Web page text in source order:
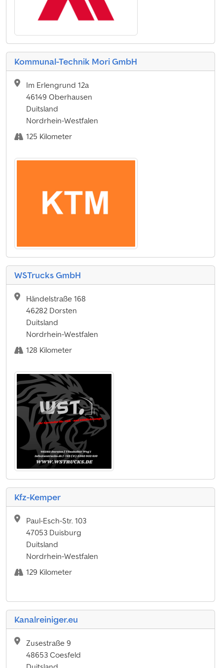
Kommunal-Technik Mori GmbH
Im Erlengrund 12a
46149 Oberhausen
Duitsland
Nordrhein-Westfalen
125 Kilometer
WSTrucks GmbH
Händelstraße 168
46282 Dorsten
Duitsland
Nordrhein-Westfalen
128 Kilometer
Kfz-Kemper
Paul-Esch-Str. 103
47053 Duisburg
Duitsland
Nordrhein-Westfalen
129 Kilometer
Kanalreiniger.eu
Zusestraße 9
48653 Coesfeld